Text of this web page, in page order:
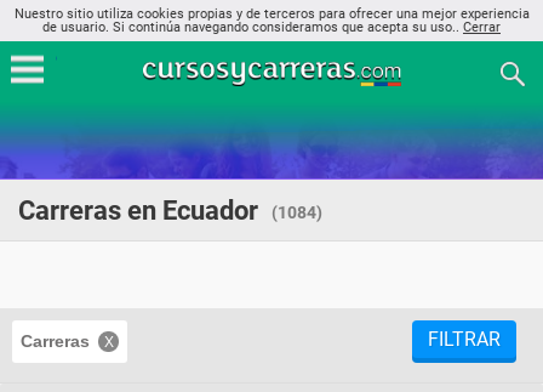
Nuestro sitio utiliza cookies propias y de terceros para ofrecer una mejor experiencia
de usuario. Si continúa navegando consideramos que acepta su uso.. Cerrar
Carreras en Ecuador (1084)
Carreras FILTRAR